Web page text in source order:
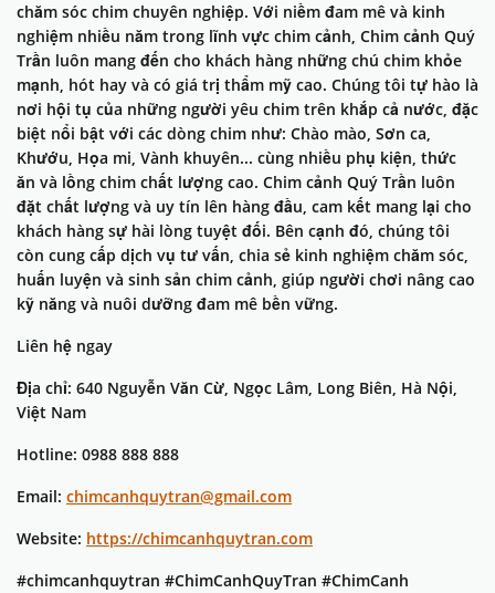
chăm sóc chim chuyên nghiệp. Với niềm đam mê và kinh
nghiệm nhiều năm trong lĩnh vực chim cảnh, Chim cảnh Quý
Trần luôn mang đến cho khách hàng những chú chim khỏe
mạnh, hót hay và có giá trị thẩm mỹ cao. Chúng tôi tự hào là
nơi hội tụ của những người yêu chim trên khắp cả nước, đặc
biệt nổi bật với các dòng chim như: Chào mào, Sơn ca,
Khướu, Họa mi, Vành khuyên... cùng nhiều phụ kiện, thức
ăn và lồng chim chất lượng cao. Chim cảnh Quý Trần luôn
đặt chất lượng và uy tín lên hàng đầu, cam kết mang lại cho
khách hàng sự hài lòng tuyệt đối. Bên cạnh đó, chúng tôi
còn cung cấp dịch vụ tư vấn, chia sẻ kinh nghiệm chăm sóc,
huấn luyện và sinh sản chim cảnh, giúp người chơi nâng cao
kỹ năng và nuôi dưỡng đam mê bền vững.
Liên hệ ngay
Địa chỉ: 640 Nguyễn Văn Cừ, Ngọc Lâm, Long Biên, Hà Nội,
Việt Nam
Hotline: 0988 888 888
Email: chimcanhquytran@gmail.com
Website: https://chimcanhquytran.com
#chimcanhquytran #ChimCanhQuyTran #ChimCanh